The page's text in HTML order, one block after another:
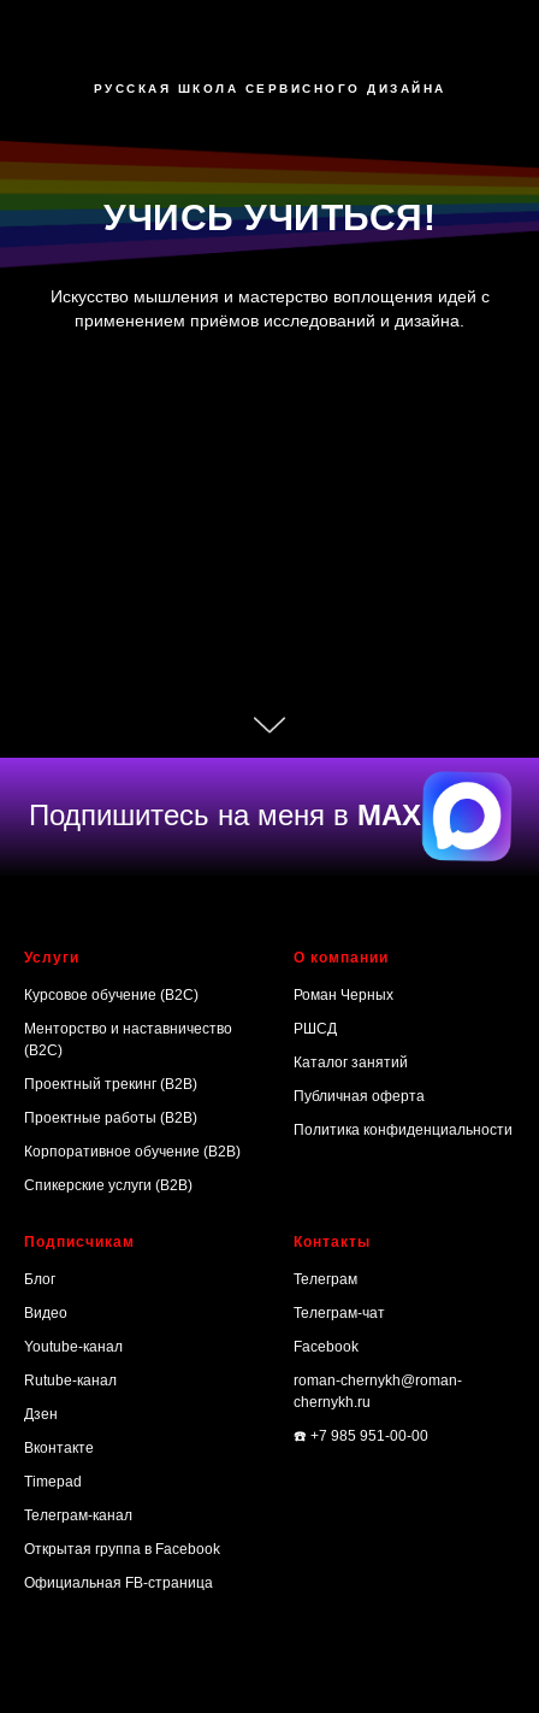
РУССКАЯ ШКОЛА СЕРВИСНОГО ДИЗАЙНА
УЧИСЬ УЧИТЬСЯ!
Искусство мышления и мастерство воплощения идей с
применением приёмов исследований и дизайна.
Услуги
Курсовое обучение (B2C)
Менторство и наставничество
(B2C)
Проектный трекинг (B2B)
Проектные работы (B2B)
Корпоративное обучение (B2B)
Спикерские услуги (B2B)
О компании
Роман Черных
РШСД
Каталог занятий
Публичная оферта
Политика конфиденциальности
Подписчикам
Блог
Видео
Youtube-канал
Rutube-канал
Дзен
Вконтакте
Timepad
Телеграм-канал
Открытая группа в Facebook
Официальная FB-страница
Контакты
Телеграм
Телеграм-чат
Facebook
roman-chernykh@roman-
chernykh.ru
☎️ +7 985 951-00-00